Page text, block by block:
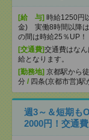
[給 与] 時給1250円
金) 実働8時間以降
の間は時給25％UP！
[交通費]交通費はな
給となります。
[勤務地] 京都駅から
分 / 四条(京都市営)駅
週3～＆短期も
2000円！交通